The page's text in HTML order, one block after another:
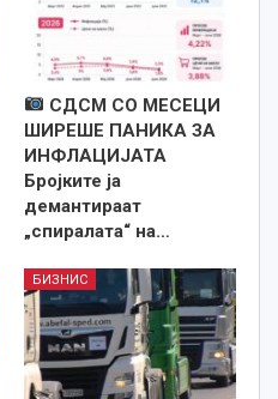
СДСМ СО МЕСЕЦИ
ШИРЕШЕ ПАНИКА ЗА
ИНФЛАЦИЈАТА
Бројките ја
демантираат
„спиралата“ на…
БИЗНИС